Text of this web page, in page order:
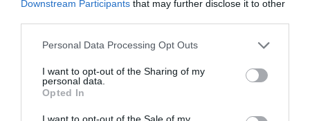
Downstream Participants that may further disclose it to other
Personal Data Processing Opt Outs
I want to opt-out of the Sharing of my
personal data.
Opted In
I want to opt-out of the Sale of my
Είναι σίγουρο ότι στην Ευρώπη θα μπορούσε να
που θα μπορούσαν να βρουν ένα τεράστιο πολυετές
συμβόλαιο.
Ωστόσο, έχοντας συμπληρώσει ήδη τέσσερα χρόνια
στον μαγικό κόσμο του ΝΒΑ, προτεραιότητα έχει ένας